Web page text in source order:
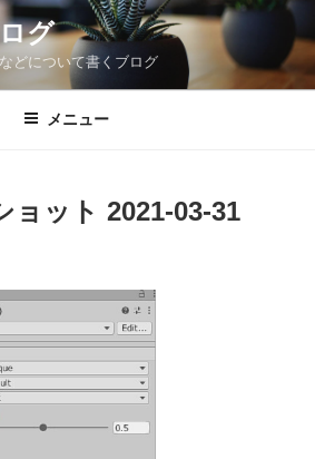
グ
どについて書くブログ
メニュー
ョット 2021-03-31